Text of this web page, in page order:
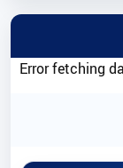
Error fetching